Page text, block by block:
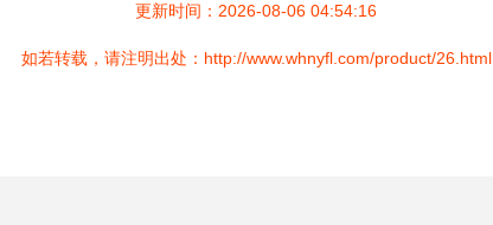
更新时间：2026-08-06 04:54:16
如若转载，请注明出处：http://www.whnyfl.com/product/26.html